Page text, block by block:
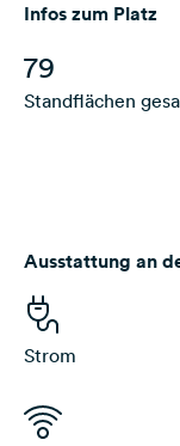
Infos zum Platz
79
Standflächen
Ausstattung an
Strom